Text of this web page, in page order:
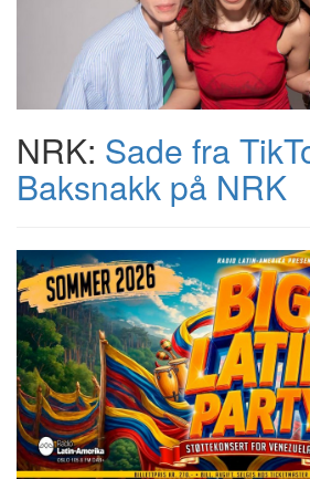
NRK: Sade fra
Baksnakk på NRK